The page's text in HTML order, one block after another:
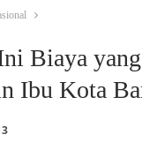
Biaya
Ibu Kota